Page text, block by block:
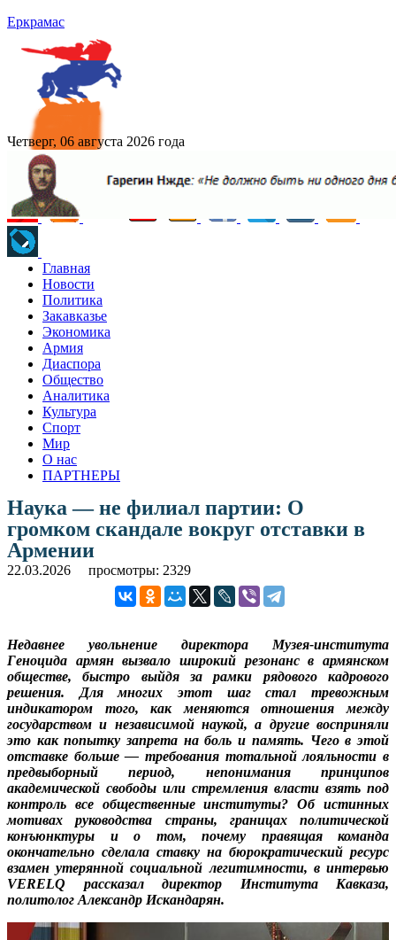
Еркрамас
Четверг, 06 августа 2026 года
Главная
Новости
Политика
Закавказье
Экономика
Армия
Диаспора
Общество
Аналитика
Культура
Спорт
Мир
О нас
ПАРТНЕРЫ
Наука — не филиал партии: О
громком скандале вокруг отставки в
Армении
22.03.2026 просмотры: 2329
Недавнее увольнение директора Музея-института
Геноцида армян вызвало широкий резонанс в армянском
обществе, быстро выйдя за рамки рядового кадрового
решения. Для многих этот шаг стал тревожным
индикатором того, как меняются отношения между
государством и независимой наукой, а другие восприняли
это как попытку запрета на боль и память. Чего в этой
отставке больше — требования тотальной лояльности в
предвыборный период, непонимания принципов
академической свободы или стремления власти взять под
контроль все общественные институты? Об истинных
мотивах руководства страны, границах политической
конъюнктуры и о том, почему правящая команда
окончательно сделала ставку на бюрократический ресурс
взамен утерянной социальной легитимности, в интервью
VERELQ рассказал директор Института Кавказа,
политолог Александр Искандарян.